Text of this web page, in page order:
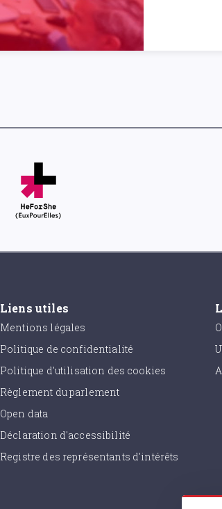
Liens utiles
Mentions légales
Politique de confidentialité
Politique d'utilisation des cookies
Règlement du parlement
Open data
Déclaration d'accessibilité
Registre des représentants d'intérêts